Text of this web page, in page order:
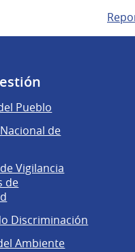
Pueblo
de
Vigilancia
de
Discriminación
Ambiente